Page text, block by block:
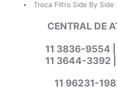
Troca Filtro Side By Side
CENTRAL DE
11 3836-9554
11 3644-3392
11 96231-